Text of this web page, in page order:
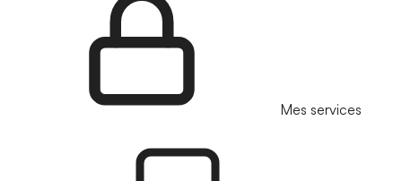
Mes services